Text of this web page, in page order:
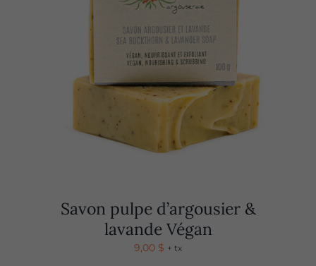
Savon pulpe d’argousier &
lavande Végan
9,00 $ + tx